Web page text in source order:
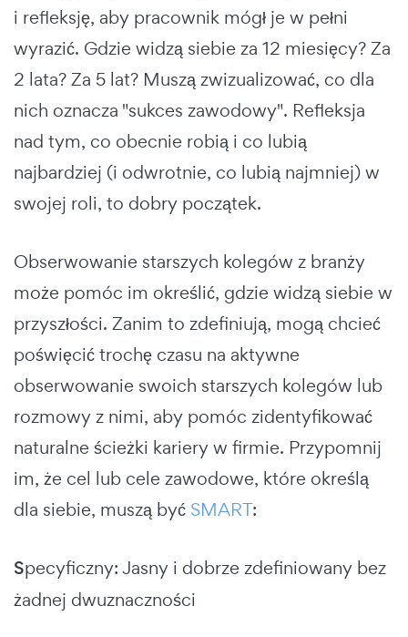
i refleksję, aby pracownik mógł je w pełni
wyrazić. Gdzie widzą siebie za 12 miesięcy? Za
2 lata? Za 5 lat? Muszą zwizualizować, co dla
nich oznacza "sukces zawodowy". Refleksja
nad tym, co obecnie robią i co lubią
najbardziej (i odwrotnie, co lubią najmniej) w
swojej roli, to dobry początek.
Obserwowanie starszych kolegów z branży
może pomóc im określić, gdzie widzą siebie w
przyszłości. Zanim to zdefiniują, mogą chcieć
poświęcić trochę czasu na aktywne
obserwowanie swoich starszych kolegów lub
rozmowy z nimi, aby pomóc zidentyfikować
naturalne ścieżki kariery w firmie. Przypomnij
im, że cel lub cele zawodowe, które określą
dla siebie, muszą być SMART:
Specyficzny: Jasny i dobrze zdefiniowany bez
żadnej dwuznaczności